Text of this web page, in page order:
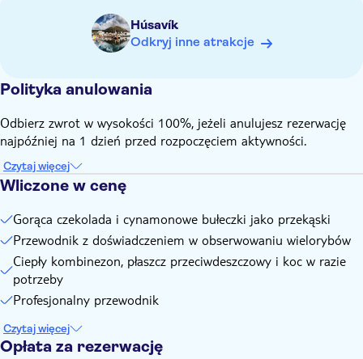
Húsavík
Odkryj inne atrakcje
Polityka anulowania
Odbierz zwrot w wysokości 100%, jeżeli anulujesz rezerwację
najpóźniej na 1 dzień przed rozpoczęciem aktywności.
Czytaj więcej
Wliczone w cenę
Gorąca czekolada i cynamonowe bułeczki jako przekąski
Przewodnik z doświadczeniem w obserwowaniu wielorybów
Ciepły kombinezon, płaszcz przeciwdeszczowy i koc w razie
potrzeby
Profesjonalny przewodnik
Czytaj więcej
Opłata za rezerwację